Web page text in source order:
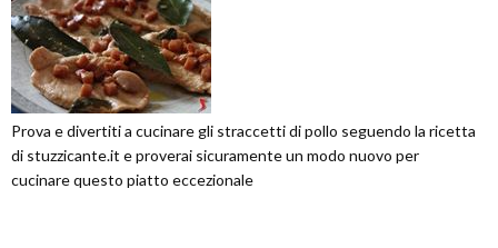
Prova e divertiti a cucinare gli straccetti di pollo seguendo la ricetta
di stuzzicante.it e proverai sicuramente un modo nuovo per
cucinare questo piatto eccezionale